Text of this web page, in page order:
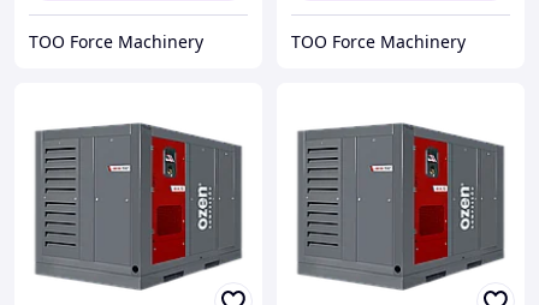
ТОО Force Machinery ТОО Force Machinery